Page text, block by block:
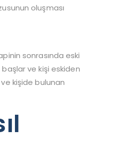
oluşması
sonrasında eski
ve kişi eskiden
kişide bulunan